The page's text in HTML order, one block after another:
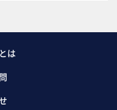
は